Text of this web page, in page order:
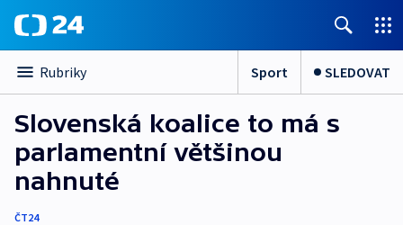
Rubriky Sport SLEDOVAT
Slovenská koalice to má s
parlamentní většinou
nahnuté
ČT24